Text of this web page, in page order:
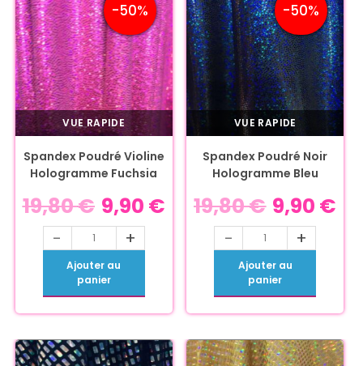
-50%
VUE RAPIDE
Spandex Poudré Violine
Hologramme Fuchsia
19,80€ 9,90 €
- +
Ajouter au
panier
-50%
VUE RAPIDE
Spandex Poudré Noir
Hologramme Bleu
19,80€ 9,90 €
- +
Ajouter au
panier